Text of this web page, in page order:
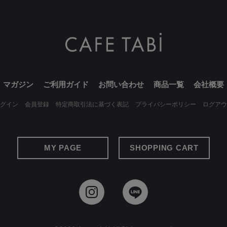
マガジン ご利用ガイド お問い合わせ 商品一覧 会社概要
イン 会員登録 特定商取引法に基づく表記 プライバシーポリシー ログア
MY PAGE SHOPPING CART